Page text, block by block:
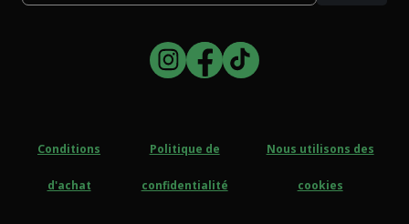
Conditions
d'achat
Politique de
confidentialité
Nous utilisons des
cookies